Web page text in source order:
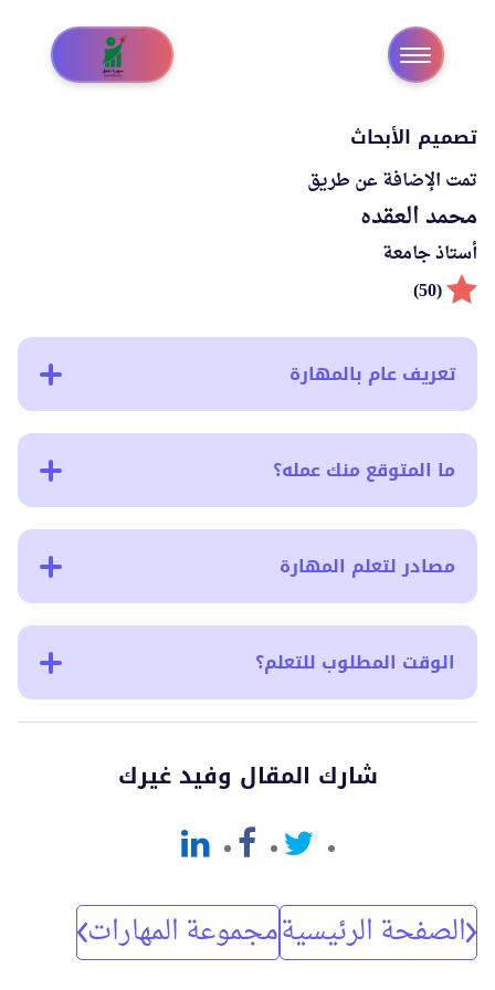
تصميم الأبحاث
تمت الإضافة عن طريق
محمد العقده
أستاذ جامعة
(50)
تعريف عام بالمهارة
ما المتوقع منك عمله؟
مصادر لتعلم المهارة
الوقت المطلوب للتعلم؟
شارك المقال وفيد غيرك
الصفحة الرئيسيةمجموعة المهارات